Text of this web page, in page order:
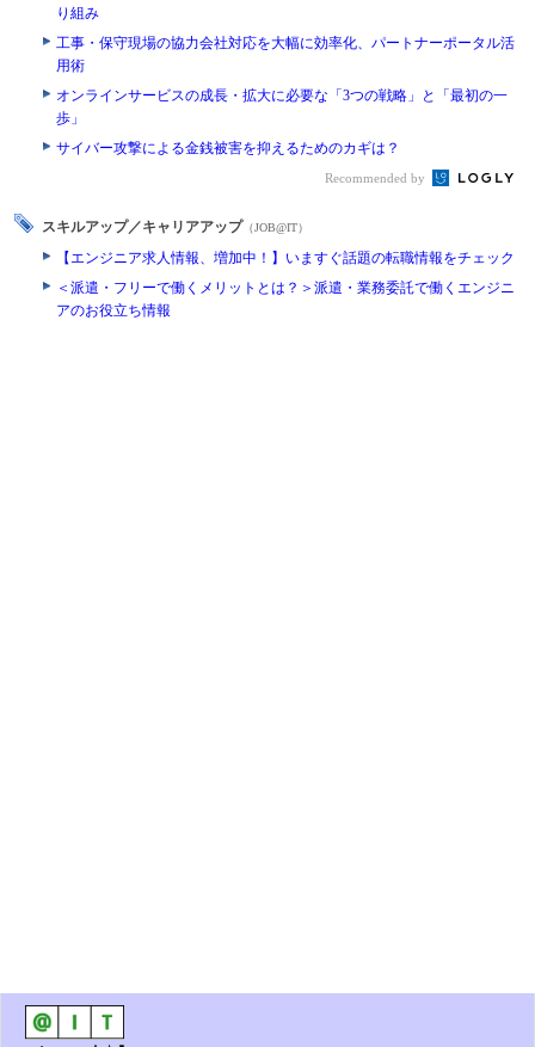
り組み
工事・保守現場の協力会社対応を大幅に効率化、パートナーポータル活
用術
オンラインサービスの成長・拡大に必要な「3つの戦略」と「最初の一
歩」
サイバー攻撃による金銭被害を抑えるためのカギは？
Recommended by
スキルアップ／キャリアアップ （JOB@IT）
【エンジニア求人情報、増加中！】いますぐ話題の転職情報をチェック
＜派遣・フリーで働くメリットとは？＞派遣・業務委託で働くエンジニ
アのお役立ち情報